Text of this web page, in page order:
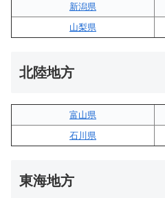
新潟県
山梨県
北陸地方
富山県
石川県
東海地方